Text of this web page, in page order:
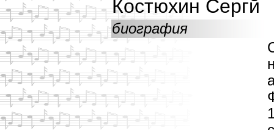
Костюхин Сергй
биография